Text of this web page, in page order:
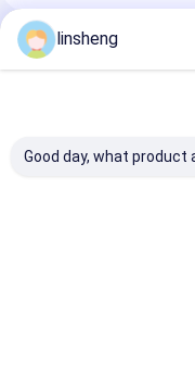
প্রস্তাবিত পণ্য
linsheng
Good day, what product